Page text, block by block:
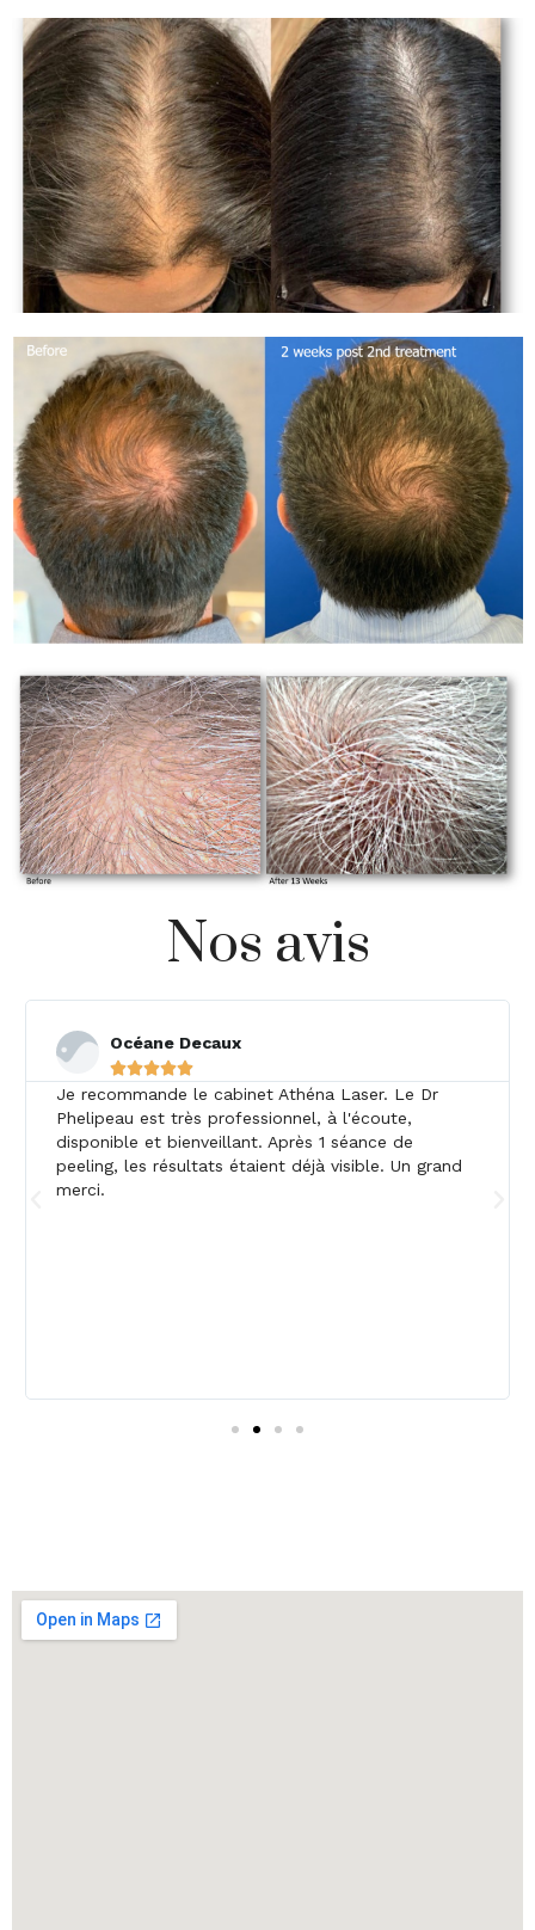
Nos avis
Océane Decaux

Je recommande le cabinet Athéna Laser. Le Dr
Phelipeau est très professionnel, à l'écoute,
disponible et bienveillant. Après 1 séance de
peeling, les résultats étaient déjà visible. Un grand
merci.